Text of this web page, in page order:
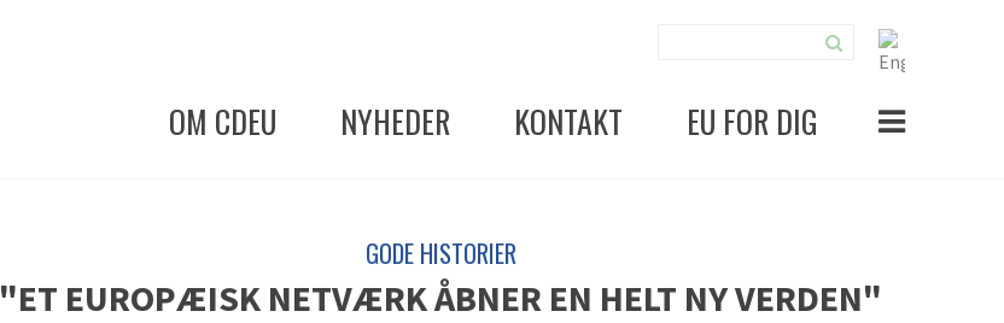
OM CDEU NYHEDER KONTAKT EU FOR DIG
GODE HISTORIER
"ET EUROPÆISK NETVÆRK ÅBNER EN HELT NY VERDEN"